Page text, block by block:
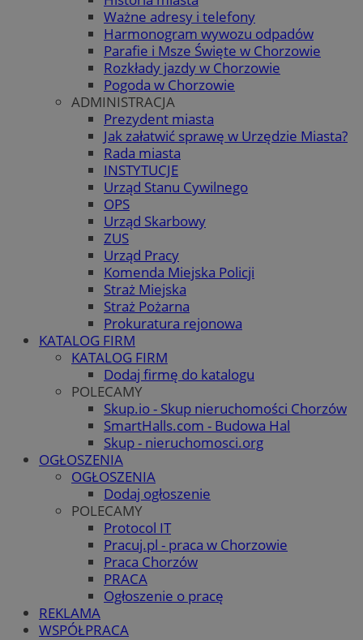
Ważne adresy i telefony
Harmonogram wywozu odpadów
Parafie i Msze Święte w Chorzowie
Rozkłady jazdy w Chorzowie
Pogoda w Chorzowie
ADMINISTRACJA
Prezydent miasta
Jak załatwić sprawę w Urzędzie Miasta?
Rada miasta
INSTYTUCJE
Urząd Stanu Cywilnego
OPS
Urząd Skarbowy
ZUS
Urząd Pracy
Komenda Miejska Policji
Straż Miejska
Straż Pożarna
Prokuratura rejonowa
KATALOG FIRM
KATALOG FIRM
Dodaj firmę do katalogu
POLECAMY
Skup.io - Skup nieruchomości Chorzów
SmartHalls.com - Budowa Hal
Skup - nieruchomosci.org
OGŁOSZENIA
OGŁOSZENIA
Dodaj ogłoszenie
POLECAMY
Protocol IT
Pracuj.pl - praca w Chorzowie
Praca Chorzów
PRACA
Ogłoszenie o pracę
REKLAMA
WSPÓŁPRACA